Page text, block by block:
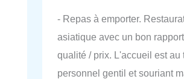
- Repas à emporter.
asiatique avec un bon rapport
qualité / prix. L'accueil est au
personnel gentil et souriant